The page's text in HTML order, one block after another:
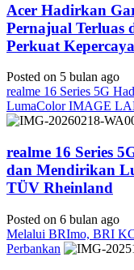
Acer Hadirkan
Pernajual Terluas
Perkuat
Posted on 5 bulan ago
realme 16 Series 5G
LumaColor IMAGE
realme 16 Series
dan Mendirikan
TÜV Rheinland
Posted on 6 bulan ago
Melalui BRImo, BRI
Perbankan